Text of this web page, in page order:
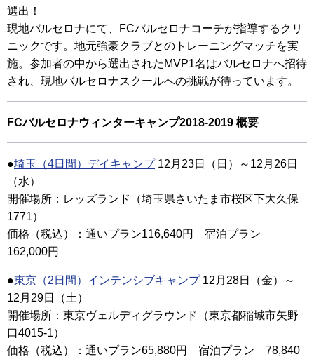
選出！
現地バルセロナにて、FCバルセロナコーチが指導するクリ
ニックです。地元強豪クラブとのトレーニングマッチを実
施。参加者の中から選出されたMVP1名はバルセロナへ招待
され、現地バルセロナスクールへの挑戦が待っています。
FCバルセロナウィンターキャンプ2018-2019 概要
●埼玉（4日間）デイキャンプ12月23日（日）～12月26日
（水）
開催場所：レッズランド（埼玉県さいたま市桜区下大久保
1771）
価格（税込）：通いプラン116,640円 宿泊プラン
162,000円
●東京（2日間）インテンシブキャンプ12月28日（金）～
12月29日（土）
開催場所：東京ヴェルディグラウンド（東京都稲城市矢野
口4015-1）
価格（税込）：通いプラン65,880円 宿泊プラン 78,840